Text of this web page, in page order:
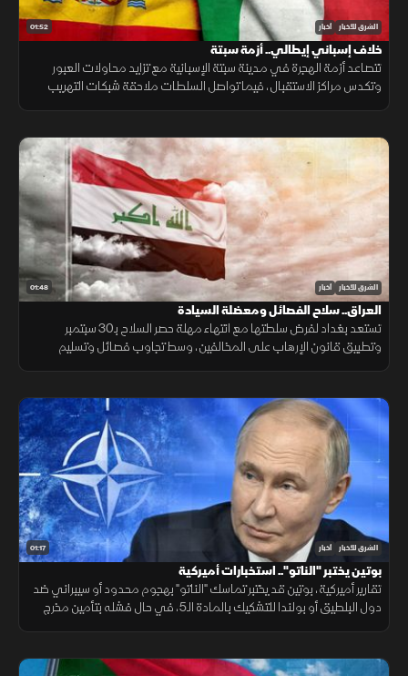
01:52 الشرق للأخبار أخبار
خلاف إسباني إيطالي.. أزمة سبتة
تتصاعد أزمة الهجرة في مدينة سبتة الإسبانية مع تزايد محاولات العبور
وتكدس مراكز الاستقبال، فيما تواصل السلطات ملاحقة شبكات التهريب
01:48 الشرق للأخبار أخبار
العراق.. سلاح الفصائل ومعضلة السيادة
تستعد بغداد لفرض سلطتها مع انتهاء مهلة حصر السلاح بـ30 سبتمبر
وتطبيق قانون الإرهاب على المخالفين، وسط تجاوب فصائل وتسليم
01:17 الشرق للأخبار أخبار
بوتين يختبر "الناتو".. استخبارات أميركية
تقارير أميركية، بوتين قد يختبر تماسك "الناتو" بهجوم محدود أو سيبراني ضد
دول البلطيق أو بولندا للتشكيك بالمادة الـ5، في حال فشله بتأمين مخرج